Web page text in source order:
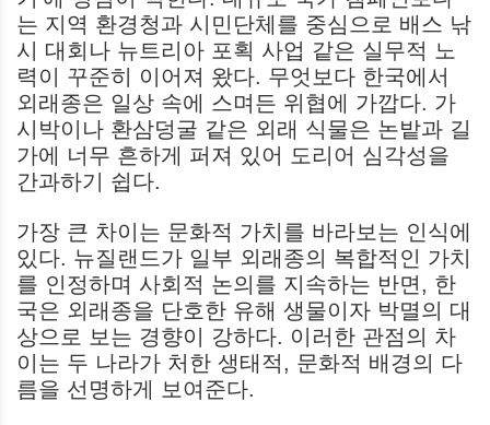
는 지역 환경청과 시민단체를 중심으로 배스 낚
시 대회나 뉴트리아 포획 사업 같은 실무적 노
력이 꾸준히 이어져 왔다. 무엇보다 한국에서
외래종은 일상 속에 스며든 위협에 가깝다. 가
시박이나 환삼덩굴 같은 외래 식물은 논밭과 길
가에 너무 흔하게 퍼져 있어 도리어 심각성을
간과하기 쉽다.
가장 큰 차이는 문화적 가치를 바라보는 인식에
있다. 뉴질랜드가 일부 외래종의 복합적인 가치
를 인정하며 사회적 논의를 지속하는 반면, 한
국은 외래종을 단호한 유해 생물이자 박멸의 대
상으로 보는 경향이 강하다. 이러한 관점의 차
이는 두 나라가 처한 생태적, 문화적 배경의 다
름을 선명하게 보여준다.